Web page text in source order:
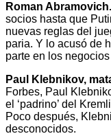
Roman
socios hasta que
nuevas reglas del
paria. Y lo acusó de
parte en los
Paul Klebnikov,
Forbes, Paul
el ‘padrino’ del
Poco después,
desconocidos.